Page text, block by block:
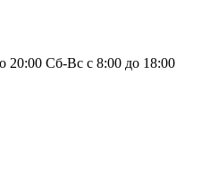
20:00 Сб-Вс с 8:00 до 18:00